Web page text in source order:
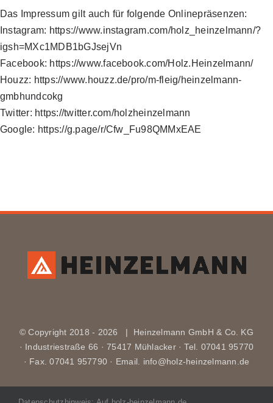
Das Impressum gilt auch für folgende Onlinepräsenzen:
Instagram: https://www.instagram.com/holz_heinzelmann/?
igsh=MXc1MDB1bGJsejVn
Facebook: https://www.facebook.com/Holz.Heinzelmann/
Houzz: https://www.houzz.de/pro/m-fleig/heinzelmann-
gmbhundcokg
Twitter: https://twitter.com/holzheinzelmann
Google: https://g.page/r/Cfw_Fu98QMMxEAE
© Copyright 2018 - 2026 | Heinzelmann GmbH & Co. KG
· Industriestraße 66 · 75417 Mühlacker · Tel. 07041 95770
· Fax. 07041 957790 · Email. info@holz-heinzelmann.de